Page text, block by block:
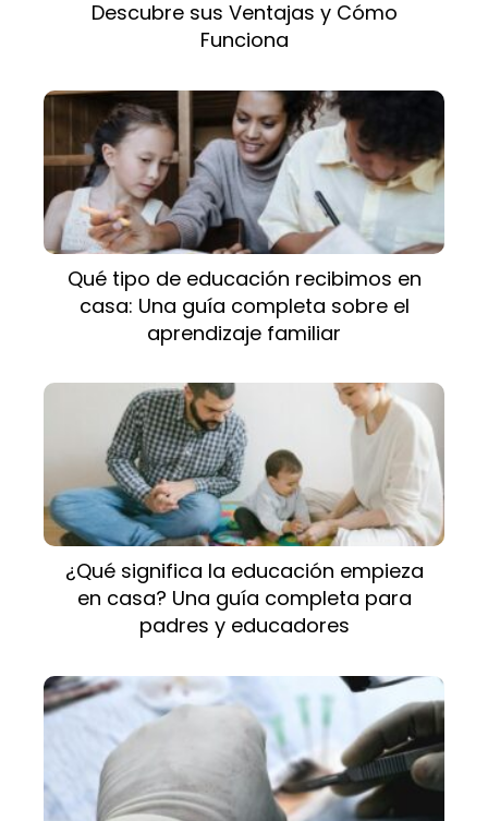
Descubre sus Ventajas y Cómo
Funciona
Qué tipo de educación recibimos en
casa: Una guía completa sobre el
aprendizaje familiar
¿Qué significa la educación empieza
en casa? Una guía completa para
padres y educadores